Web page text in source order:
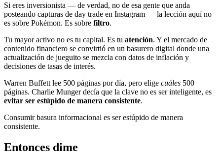
Si eres inversionista — de verdad, no de esa gente que anda
posteando capturas de day trade en Instagram — la lección aquí no
es sobre Pokémon. Es sobre filtro.
Tu mayor activo no es tu capital. Es tu atención. Y el mercado de
contenido financiero se convirtió en un basurero digital donde una
actualización de jueguito se mezcla con datos de inflación y
decisiones de tasas de interés.
Warren Buffett lee 500 páginas por día, pero elige cuáles 500
páginas. Charlie Munger decía que la clave no es ser inteligente, es
evitar ser estúpido de manera consistente.
Consumir basura informacional es ser estúpido de manera
consistente.
Entonces dime